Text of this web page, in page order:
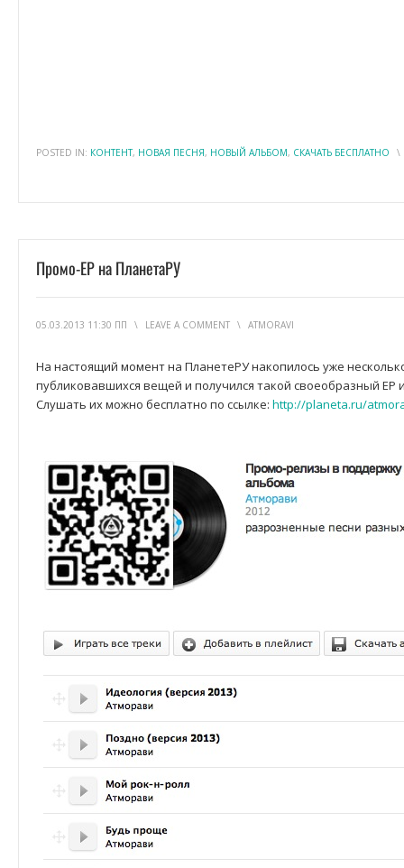
POSTED IN: КОНТЕНТ, НОВАЯ ПЕСНЯ, НОВЫЙ АЛЬБОМ, СКАЧАТЬ БЕСПЛАТНО \
Промо-EP на ПланетаРУ
05.03.2013 11:30 ПП \ LEAVE A COMMENT \ ATMORAVI
На настоящий момент на ПланетеРУ накопилось уже
публиковавшихся вещей и получился такой своеобразный EP
Слушать их можно бесплатно по ссылке: http://planeta.ru/